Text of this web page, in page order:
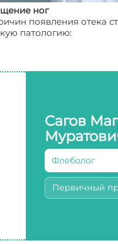
ног
появления отека
патологию:
Сагов
Флеболог
Первичный